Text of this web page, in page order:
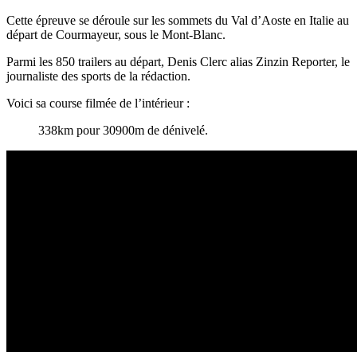
Cette épreuve se déroule sur les sommets du Val d’Aoste en Italie au
départ de Courmayeur, sous le Mont-Blanc.
Parmi les 850 trailers au départ, Denis Clerc alias Zinzin Reporter, le
journaliste des sports de la rédaction.
Voici sa course filmée de l’intérieur :
338km pour 30900m de dénivelé.